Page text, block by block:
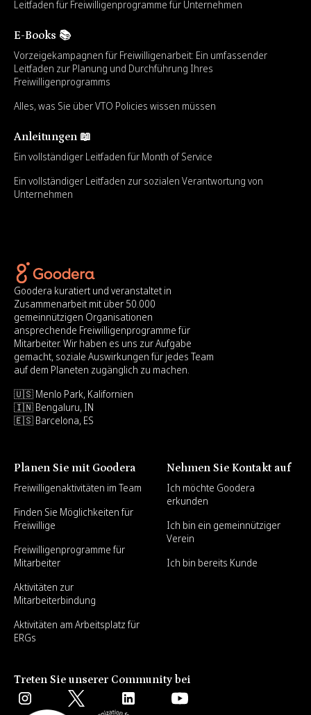
Leitfaden für Freiwilligenprogramme für Unternehmen
E-Books 📚
Vorzeigekampagnen für Freiwilligenarbeit: Ein umfassender
Leitfaden zur Planung und Durchführung Ihres
Freiwilligenprogramms
Alles, was Sie über VTO Policies wissen müssen
Anleitungen 📖
Ein vollständiger Leitfaden für Month of Service
Ein vollständiger Leitfaden zur sozialen Verantwortung von
Unternehmen
Goodera kuratiert und veranstaltet in
Zusammenarbeit mit über 50.000
gemeinnützigen Organisationen
ansprechende Freiwilligenprogramme für
Mitarbeiter. Wir haben es uns zur Aufgabe
gemacht, soziale Auswirkungen für jedes Team
auf dem Planeten zugänglich zu machen.
🇺🇸 Menlo Park, Kalifornien
🇮🇳 Bengaluru, IN
🇪🇸 Barcelona, ES
Planen Sie mit Goodera
Freiwilligenaktivitäten im Team
Finden Sie Möglichkeiten für
Freiwillige
Freiwilligenprogramme für
Mitarbeiter
Aktivitäten zur
Mitarbeiterbindung
Aktivitäten am Arbeitsplatz für
ERGs
Nehmen Sie Kontakt auf
Ich möchte Goodera
erkunden
Ich bin ein gemeinnütziger
Verein
Ich bin bereits Kunde
Treten Sie unserer Community bei